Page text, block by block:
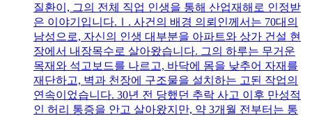
질환이, 그의 전체 직업 인생을 통해 산업재해로 인정받
은 이야기입니다.Ⅰ. 사건의 배경 의뢰인께서는 70대의
남성으로, 자신의 인생 대부분을 아파트와 상가 건설 현
장에서 내장목수로 살아왔습니다. 그의 하루는 무거운
목재와 석고보드를 나르고, 바닥에 몸을 낮추어 자재를
재단하고, 벽과 천장에 구조물을 설치하는 고된 작업의
연속이었습니다. 30년 전 당했던 추락 사고 이후 만성적
인 허리 통증을 안고 살아왔지만, 약 3개월 전부터는 통